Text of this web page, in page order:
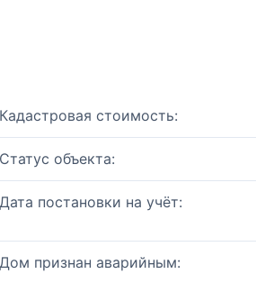
Кадастровая стоимость:
Статус объекта:
Дата постановки на учёт:
Дом признан аварийным: